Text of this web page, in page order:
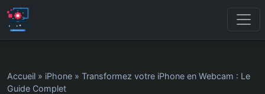
Accueil » iPhone » Transformez votre iPhone en Webcam : Le
Guide Complet